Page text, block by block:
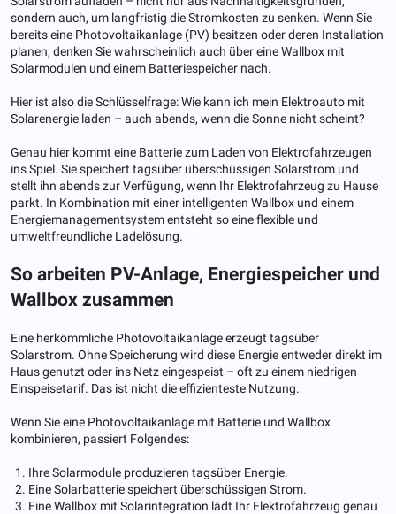
sondern auch, um langfristig die Stromkosten zu senken. Wenn Sie
bereits eine Photovoltaikanlage (PV) besitzen oder deren Installation
planen, denken Sie wahrscheinlich auch über eine Wallbox mit
Solarmodulen und einem Batteriespeicher nach.
Hier ist also die Schlüsselfrage: Wie kann ich mein Elektroauto mit
Solarenergie laden – auch abends, wenn die Sonne nicht scheint?
Genau hier kommt eine Batterie zum Laden von Elektrofahrzeugen
ins Spiel. Sie speichert tagsüber überschüssigen Solarstrom und
stellt ihn abends zur Verfügung, wenn Ihr Elektrofahrzeug zu Hause
parkt. In Kombination mit einer intelligenten Wallbox und einem
Energiemanagementsystem entsteht so eine flexible und
umweltfreundliche Ladelösung.
So arbeiten PV-Anlage, Energiespeicher und
Wallbox zusammen
Eine herkömmliche Photovoltaikanlage erzeugt tagsüber
Solarstrom. Ohne Speicherung wird diese Energie entweder direkt im
Haus genutzt oder ins Netz eingespeist – oft zu einem niedrigen
Einspeisetarif. Das ist nicht die effizienteste Nutzung.
Wenn Sie eine Photovoltaikanlage mit Batterie und Wallbox
kombinieren, passiert Folgendes:
Ihre Solarmodule produzieren tagsüber Energie.
Eine Solarbatterie speichert überschüssigen Strom.
Eine Wallbox mit Solarintegration lädt Ihr Elektrofahrzeug genau